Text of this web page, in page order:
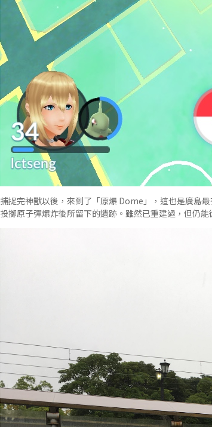
捕捉完神獸以後，來到了「原爆 Dome」，這也是廣島
投擲原子彈爆炸後所留下的遺跡。雖然已重建過，但仍